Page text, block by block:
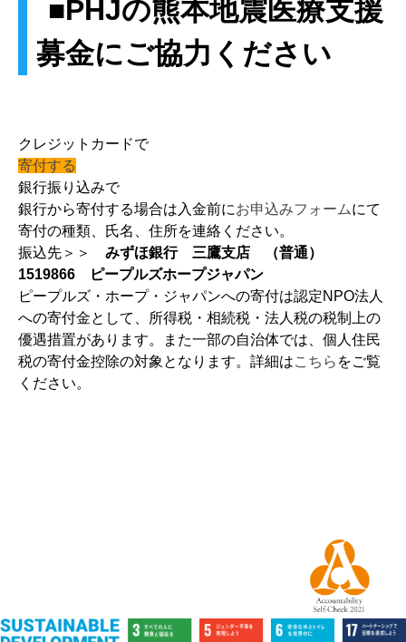
■PHJの熊本地震医療支援
募金にご協力ください
クレジットカードで
寄付する
銀行振り込みで
銀行から寄付する場合は入金前にお申込みフォームにて
寄付の種類、氏名、住所を連絡ください。
振込先＞＞ みずほ銀行 三鷹支店 （普通）
1519866 ピープルズホープジャパン
ピープルズ・ホープ・ジャパンへの寄付は認定NPO法人
への寄付金として、所得税・相続税・法人税の税制上の
優遇措置があります。また一部の自治体では、個人住民
税の寄付金控除の対象となります。詳細はこちら をご覧
ください。